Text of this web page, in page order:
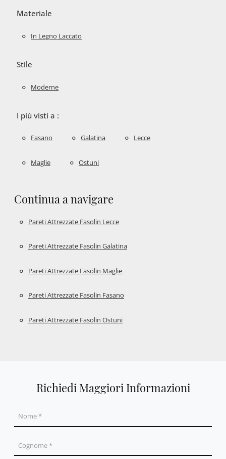
Materiale
In Legno Laccato
Stile
Moderne
I più visti a :
Fasano Galatina Lecce
Maglie Ostuni
Continua a navigare
Pareti Attrezzate Fasolin Lecce
Pareti Attrezzate Fasolin Galatina
Pareti Attrezzate Fasolin Maglie
Pareti Attrezzate Fasolin Fasano
Pareti Attrezzate Fasolin Ostuni
Richiedi Maggiori Informazioni